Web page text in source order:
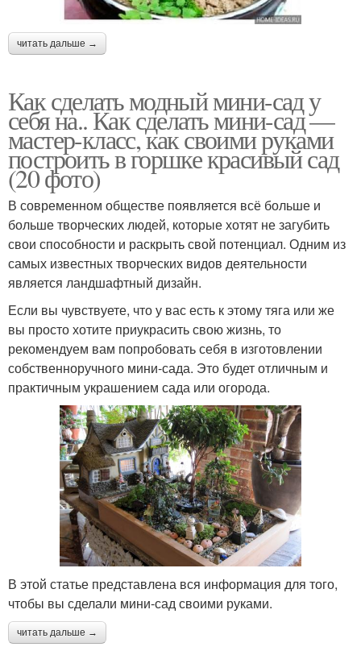
читать дальше →
Как сделать модный мини-сад у
себя на.. Как сделать мини-сад —
мастер-класс, как своими руками
построить в горшке красивый сад
(20 фото)
В современном обществе появляется всё больше и
больше творческих людей, которые хотят не загубить
свои способности и раскрыть свой потенциал. Одним из
самых известных творческих видов деятельности
является ландшафтный дизайн.
Если вы чувствуете, что у вас есть к этому тяга или же
вы просто хотите приукрасить свою жизнь, то
рекомендуем вам попробовать себя в изготовлении
собственноручного мини-сада. Это будет отличным и
практичным украшением сада или огорода.
В этой статье представлена вся информация для того,
чтобы вы сделали мини-сад своими руками.
читать дальше →